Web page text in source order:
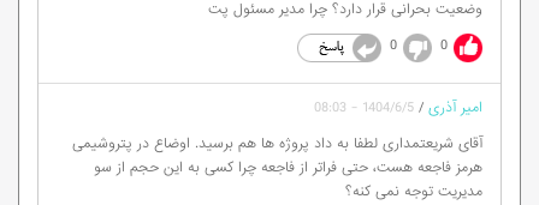
وضعیت بحرانی قرار دارد؟ چرا مدیر مسئول پت
0
0
امیر آذری /
1404/6/5 - 08:03
آقای شریعتمداری لطفا به داد پروژه ها هم برسید. اوضاع در پتروشیمی
هرمز فاجعه هست، حتی فراتر از فاجعه چرا کسی به این حجم از سو
مدیریت توجه نمی کنه؟